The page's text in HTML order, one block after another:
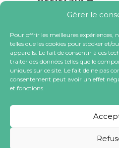
Gérer le
Pour offrir les meilleures expériences,
telles que les cookies pour stocker et/
appareils. Le fait de consentir à ces
traiter des données telles que le
uniques sur ce site. Le fait de ne pas
consentement peut avoir un effet
et fonctions.
Contactez-nous
FAQ
Blog
Contactez-
(+33) 0806 079 112